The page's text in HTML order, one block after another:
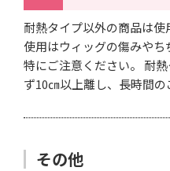
耐熱タイプ以外の商品は使
使用はウィッグの傷みやち
特にご注意ください。
耐
ず10㎝以上離し、長時間の
その他